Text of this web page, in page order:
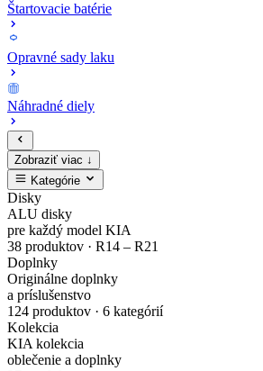
Štartovacie batérie
Opravné sady laku
Náhradné diely
Zobraziť viac ↓
Kategórie
Zaregistruj
sa
a
nakupuj
originálne
Kompletný
cenník
originálnych
náhradných
dielov
EV4
Zliatinový
disk
Gisa
Bicolour
MODE3
Nabíjacie
káble
pre
elektrické
Sada
bezpečnostných
matíc
Dark
Chrome
Opravné
sady
laku
karosérie
v
Disky
ALU disky
pre každý model KIA
38 produktov · R14 – R21
Doplnky
Originálne doplnky
a príslušenstvo
124 produktov · 6 kategórií
Kolekcia
KIA kolekcia
oblečenie a doplnky